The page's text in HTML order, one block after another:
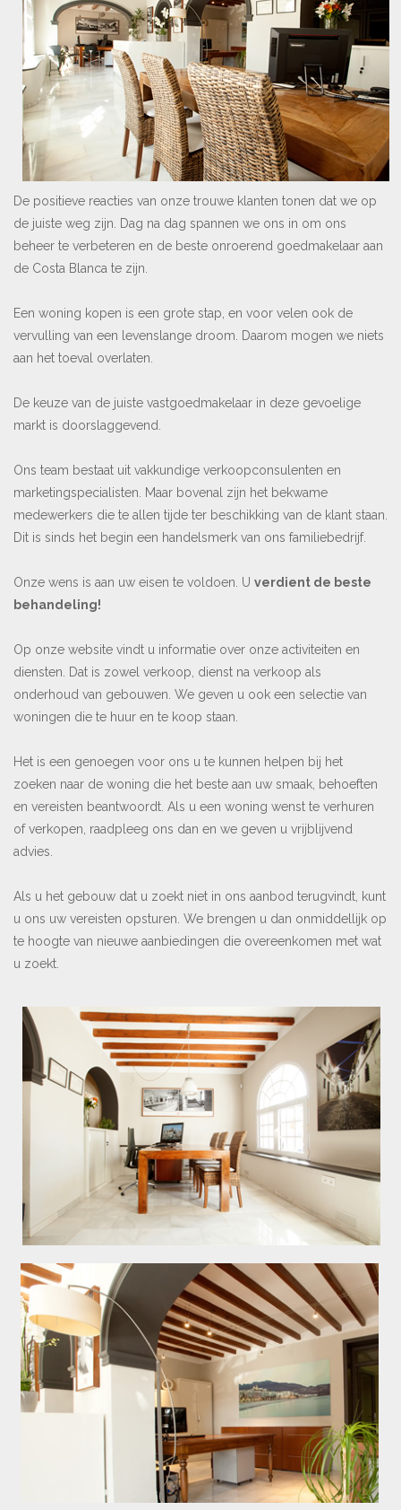
De positieve reacties van onze trouwe klanten tonen dat we op
de juiste weg zijn. Dag na dag spannen we ons in om ons
beheer te verbeteren en de beste onroerend goedmakelaar aan
de Costa Blanca te zijn.
Een woning kopen is een grote stap, en voor velen ook de
vervulling van een levenslange droom. Daarom mogen we niets
aan het toeval overlaten.
De keuze van de juiste vastgoedmakelaar in deze gevoelige
markt is doorslaggevend.
Ons team bestaat uit vakkundige verkoopconsulenten en
marketingspecialisten. Maar bovenal zijn het bekwame
medewerkers die te allen tijde ter beschikking van de klant staan.
Dit is sinds het begin een handelsmerk van ons familiebedrijf.
Onze wens is aan uw eisen te voldoen. U verdient de beste
behandeling!
Op onze website vindt u informatie over onze activiteiten en
diensten. Dat is zowel verkoop, dienst na verkoop als
onderhoud van gebouwen. We geven u ook een selectie van
woningen die te huur en te koop staan.
Het is een genoegen voor ons u te kunnen helpen bij het
zoeken naar de woning die het beste aan uw smaak, behoeften
en vereisten beantwoordt. Als u een woning wenst te verhuren
of verkopen, raadpleeg ons dan en we geven u vrijblijvend
advies.
Als u het gebouw dat u zoekt niet in ons aanbod terugvindt, kunt
u ons uw vereisten opsturen. We brengen u dan onmiddellijk op
te hoogte van nieuwe aanbiedingen die overeenkomen met wat
u zoekt.